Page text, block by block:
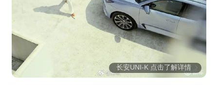
长安UNI-K 点击了解详情